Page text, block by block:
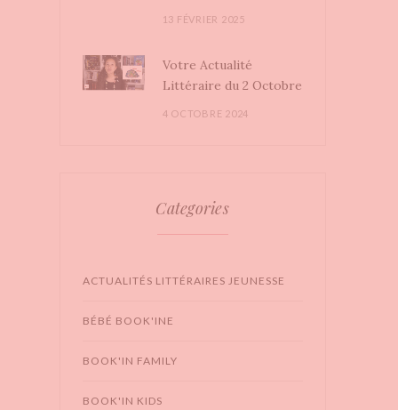
13 FÉVRIER 2025
Votre Actualité
Littéraire du 2 Octobre
4 OCTOBRE 2024
Categories
ACTUALITÉS LITTÉRAIRES JEUNESSE
BÉBÉ BOOK'INE
BOOK'IN FAMILY
BOOK'IN KIDS